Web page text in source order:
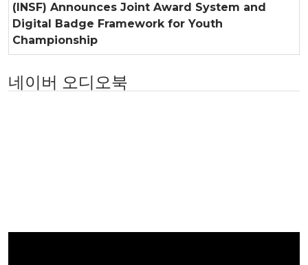
(INSF) Announces Joint Award System and
Digital Badge Framework for Youth
Championship
네이버 오디오북